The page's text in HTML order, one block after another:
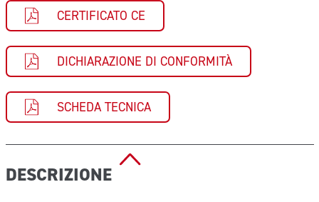
CERTIFICATO CE
DICHIARAZIONE DI CONFORMITÀ
SCHEDA TECNICA
DESCRIZIONE